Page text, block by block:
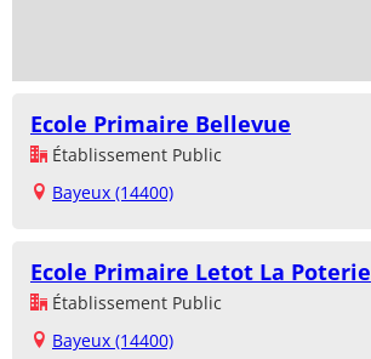
Ecole Primaire Bellevue
Établissement Public
Bayeux (14400)
Ecole Primaire Letot La Poterie
Établissement Public
Bayeux (14400)